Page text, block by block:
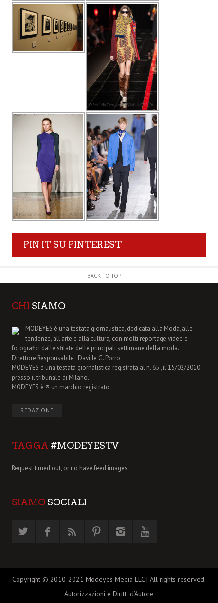
PIN IT SU PINTEREST
BACK TO TOP
CHI SIAMO
MODEYES è una testata giornalistica, dedicata alla Moda, alle
tendenze, all'arte e alla cultura, con molti reportage video e
fotografici dalle sfilate delle principali settimane della moda.
Direttore Responsabile : Davide G. Porro
MODEYES è una testata giornalistica registrata al n. 65 , il 15/02/2010
presso il tribunale di Milano.
MODEYES è ® un marchio registrato
REDAZIONE
TAGGA #MODEYESTV
Request timed out, or no have feed images.
SIAMO SOCIALI
Copyright © 2010-2021 Modeyes Media LLC | All rights reserved.
Autorizzazioni e Diritti d’Autore